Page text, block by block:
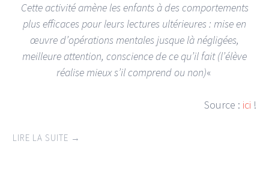
Cette activité amène les enfants à des comportements
plus efficaces pour leurs lectures ultérieures : mise en
œuvre d’opérations mentales jusque là négligées,
meilleure attention, conscience de ce qu’il fait (l’élève
réalise mieux s’il comprend ou non)«
Source : ici !
LIRE LA SUITE →